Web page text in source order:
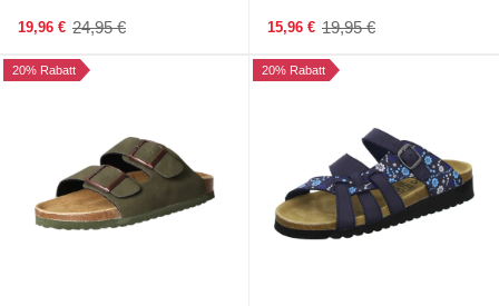
Riemen über dem Rist
ermöglichen ein ...
19,96 €
Old
24,95 €
Riemen über dem Rist ermöglichen
15,96 €
Old
19,95 €
20% Rabatt 20% Rabatt